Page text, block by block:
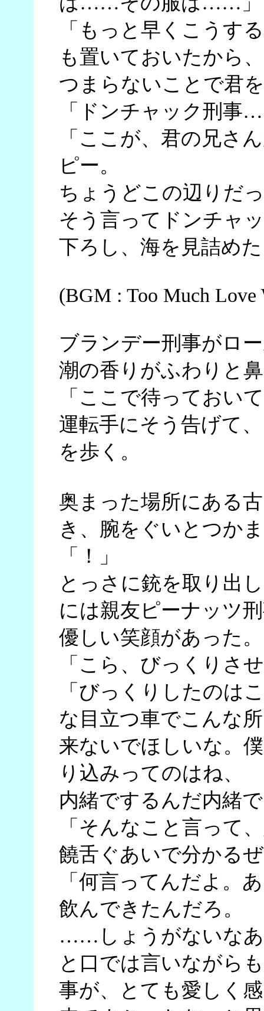
「もっと早くこうす
も置いておいたから、
つまらないことで君
「ドンチャック刑
「ここが、君の兄さ
ピー。
ちょうどこの辺りだ
そう言ってドンチャ
下ろし、海を見詰め
(BGM : Too Much
ブランデー刑事がロ
潮の香りがふわりと
「ここで待っておい
運転手にそう告げて
を歩く。
奥まった場所にある
き、腕をぐいとつか
「！」
とっさに銃を取り出
には親友ピーナッツ
優しい笑顔があった。
「こら、びっくりさ
「びっくりしたのは
な目立つ車でこんな
来ないでほしいな。
り込みってのはね、
内緒でするんだ内緒
「そんなこと言って
饒舌ぐあいで分かる
「何言ってんだよ。
飲んできたんだろ。
……しょうがないな
と口では言いながら
事が、とても愛しく